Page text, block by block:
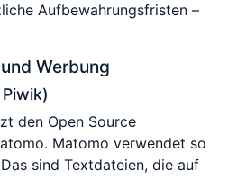
Aufbewahrungsfristen –
Werbung
den Open Source
Matomo verwendet so
sind Textdateien, die auf